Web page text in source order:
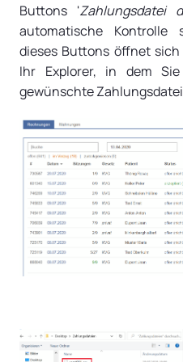
Buttons 'Zahlungsdatei
automatische Kontrolle
dieses Buttons öffnet
Ihr Explorer, in dem
gewünschte